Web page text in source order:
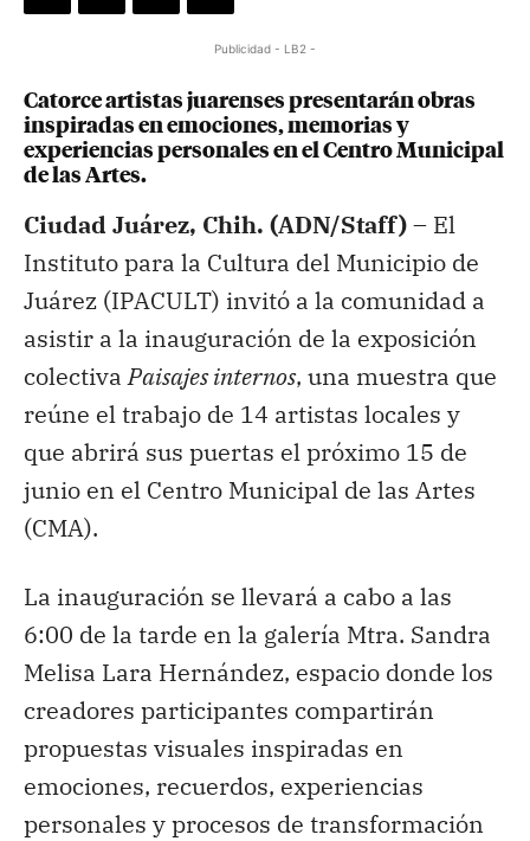
Publicidad - LB2 -
Catorce artistas juarenses presentarán obras
inspiradas en emociones, memorias y
experiencias personales en el Centro Municipal
de las Artes.
Ciudad Juárez, Chih. (ADN/Staff) – El
Instituto para la Cultura del Municipio de
Juárez (IPACULT) invitó a la comunidad a
asistir a la inauguración de la exposición
colectivaPaisajes internos, una muestra que
reúne el trabajo de 14 artistas locales y
que abrirá sus puertas el próximo 15 de
junio en el Centro Municipal de las Artes
(CMA).
La inauguración se llevará a cabo a las
6:00 de la tarde en la galería Mtra. Sandra
Melisa Lara Hernández, espacio donde los
creadores participantes compartirán
propuestas visuales inspiradas en
emociones, recuerdos, experiencias
personales y procesos de transformación